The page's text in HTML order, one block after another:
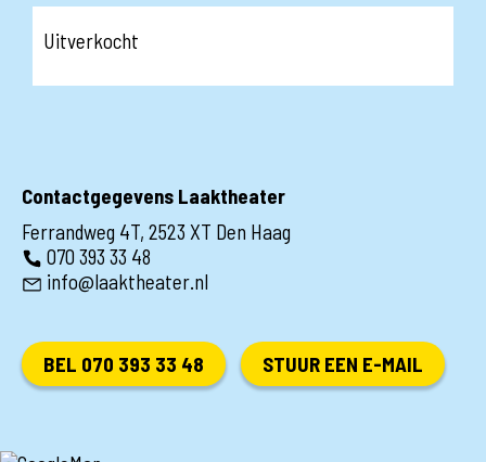
Uitverkocht
Contactgegevens Laaktheater
Ferrandweg 4T, 2523 XT Den Haag
070 393 33 48
info@laaktheater.nl
BEL 070 393 33 48 STUUR EEN E-MAIL